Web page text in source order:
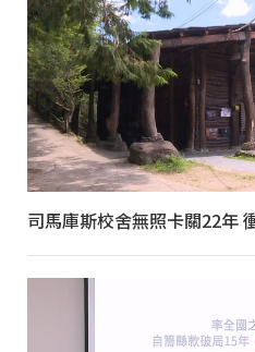
司馬庫斯校舍無照卡關22年